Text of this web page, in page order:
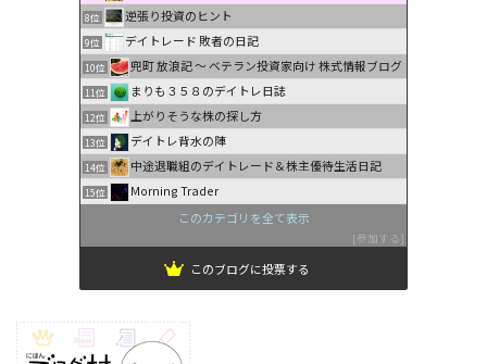
8位 逆張り投資のヒント
9位 デイトレード 敗者の日記
10位 兜町 放浪記 〜 ベテラン投資家向け 株式情報ブログ
11位 まりも３５８のデイトレ日誌
12位 上がりそうな株の探し方
13位 デイトレ背水の陣
14位 中途退職組のデイトレード＆株主優待生活日記
15位
Morning Trader
このカテゴリを全て表示
参加する
このブログに投票する